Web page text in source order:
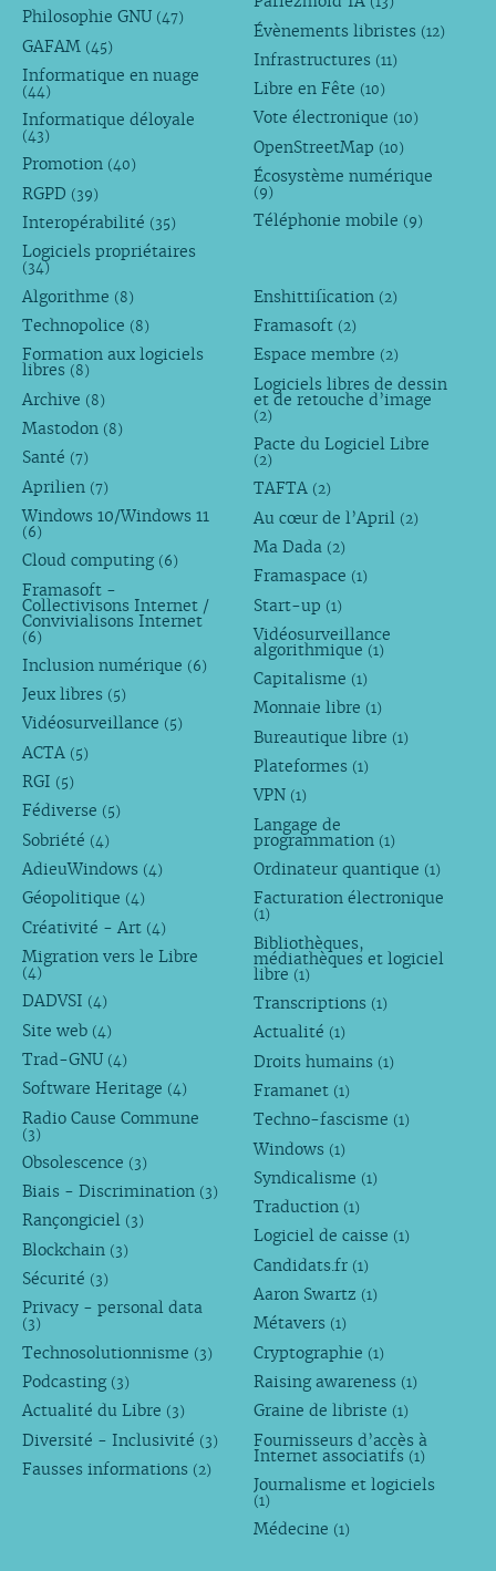
Philosophie GNU (47)
GAFAM (45)
Informatique en nuage
(44)
Informatique déloyale
(43)
Promotion (40)
RGPD (39)
Interopérabilité (35)
Logiciels propriétaires
(34)
Évènements libristes (12)
Infrastructures (11)
Libre en Fête (10)
Vote électronique (10)
OpenStreetMap (10)
Écosystème numérique
(9)
Téléphonie mobile (9)
Algorithme (8)
Technopolice (8)
Formation aux logiciels
libres (8)
Archive (8)
Mastodon (8)
Santé (7)
Aprilien (7)
Windows 10/Windows 11
(6)
Cloud computing (6)
Framasoft -
Collectivisons Internet /
Convivialisons Internet
(6)
Inclusion numérique (6)
Jeux libres (5)
Vidéosurveillance (5)
ACTA (5)
RGI (5)
Fédiverse (5)
Sobriété (4)
AdieuWindows (4)
Géopolitique (4)
Créativité - Art (4)
Migration vers le Libre
(4)
DADVSI (4)
Site web (4)
Trad-GNU (4)
Software Heritage (4)
Radio Cause Commune
(3)
Obsolescence (3)
Biais - Discrimination (3)
Rançongiciel (3)
Blockchain (3)
Sécurité (3)
Privacy - personal data
(3)
Technosolutionnisme (3)
Podcasting (3)
Actualité du Libre (3)
Diversité - Inclusivité (3)
Fausses informations (2)
Enshittification (2)
Framasoft (2)
Espace membre (2)
Logiciels libres de dessin
et de retouche d’image
(2)
Pacte du Logiciel Libre
(2)
TAFTA (2)
Au cœur de l’April (2)
Ma Dada (2)
Framaspace (1)
Start-up (1)
Vidéosurveillance
algorithmique (1)
Capitalisme (1)
Monnaie libre (1)
Bureautique libre (1)
Plateformes (1)
VPN (1)
Langage de
programmation (1)
Ordinateur quantique (1)
Facturation électronique
(1)
Bibliothèques,
médiathèques et logiciel
libre (1)
Transcriptions (1)
Actualité (1)
Droits humains (1)
Framanet (1)
Techno-fascisme (1)
Windows (1)
Syndicalisme (1)
Traduction (1)
Logiciel de caisse (1)
Candidats.fr (1)
Aaron Swartz (1)
Métavers (1)
Cryptographie (1)
Raising awareness (1)
Graine de libriste (1)
Fournisseurs d’accès à
Internet associatifs (1)
Journalisme et logiciels
(1)
Médecine (1)